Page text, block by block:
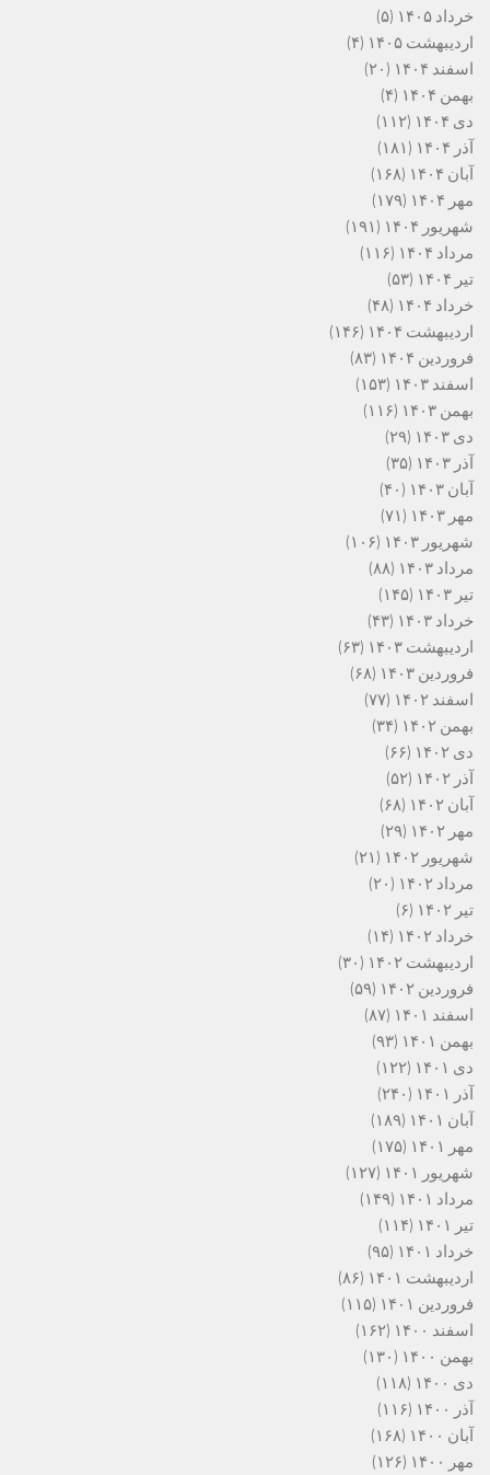
خرداد ۱۴۰۵
(۵)
اردیبهشت ۱۴۰۵
(۴)
اسفند ۱۴۰۴
(۲۰)
بهمن ۱۴۰۴
(۴)
دی ۱۴۰۴
(۱۱۲)
آذر ۱۴۰۴
(۱۸۱)
آبان ۱۴۰۴
(۱۶۸)
مهر ۱۴۰۴
(۱۷۹)
شهریور ۱۴۰۴
(۱۹۱)
مرداد ۱۴۰۴
(۱۱۶)
تیر ۱۴۰۴
(۵۳)
خرداد ۱۴۰۴
(۴۸)
اردیبهشت ۱۴۰۴
(۱۴۶)
فروردین ۱۴۰۴
(۸۳)
اسفند ۱۴۰۳
(۱۵۳)
بهمن ۱۴۰۳
(۱۱۶)
دی ۱۴۰۳
(۲۹)
آذر ۱۴۰۳
(۳۵)
آبان ۱۴۰۳
(۴۰)
مهر ۱۴۰۳
(۷۱)
شهریور ۱۴۰۳
(۱۰۶)
مرداد ۱۴۰۳
(۸۸)
تیر ۱۴۰۳
(۱۴۵)
خرداد ۱۴۰۳
(۴۳)
اردیبهشت ۱۴۰۳
(۶۳)
فروردین ۱۴۰۳
(۶۸)
اسفند ۱۴۰۲
(۷۷)
بهمن ۱۴۰۲
(۳۴)
دی ۱۴۰۲
(۶۶)
آذر ۱۴۰۲
(۵۲)
آبان ۱۴۰۲
(۶۸)
مهر ۱۴۰۲
(۲۹)
شهریور ۱۴۰۲
(۲۱)
مرداد ۱۴۰۲
(۲۰)
تیر ۱۴۰۲
(۶)
خرداد ۱۴۰۲
(۱۴)
اردیبهشت ۱۴۰۲
(۳۰)
فروردین ۱۴۰۲
(۵۹)
اسفند ۱۴۰۱
(۸۷)
بهمن ۱۴۰۱
(۹۳)
دی ۱۴۰۱
(۱۲۲)
آذر ۱۴۰۱
(۲۴۰)
آبان ۱۴۰۱
(۱۸۹)
مهر ۱۴۰۱
(۱۷۵)
شهریور ۱۴۰۱
(۱۲۷)
مرداد ۱۴۰۱
(۱۴۹)
تیر ۱۴۰۱
(۱۱۴)
خرداد ۱۴۰۱
(۹۵)
اردیبهشت ۱۴۰۱
(۸۶)
فروردین ۱۴۰۱
(۱۱۵)
اسفند ۱۴۰۰
(۱۶۲)
بهمن ۱۴۰۰
(۱۳۰)
دی ۱۴۰۰
(۱۱۸)
آذر ۱۴۰۰
(۱۱۶)
آبان ۱۴۰۰
(۱۶۸)
مهر ۱۴۰۰
(۱۲۶)